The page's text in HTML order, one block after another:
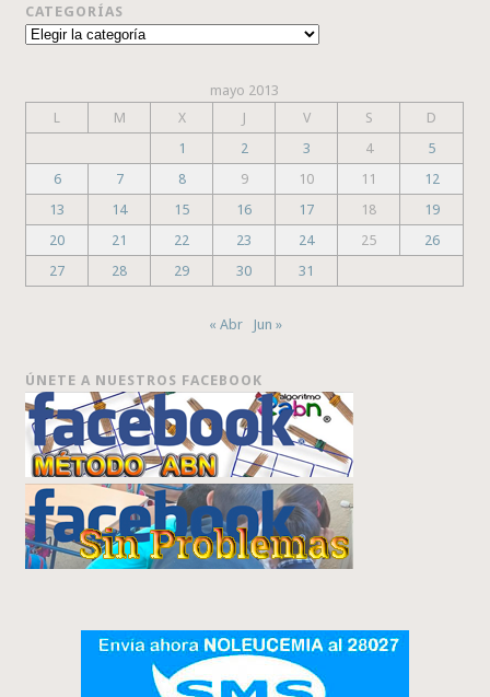
CATEGORÍAS
Categorías
mayo 2013
L
M X J V S
D
1
2 3 4
5
6
7 8 9 10 11
12
13
14 15 16 17 18
19
20
21 22 23 24 25
26
27
28 29 30 31
« Abr Jun »
ÚNETE A NUESTROS FACEBOOK